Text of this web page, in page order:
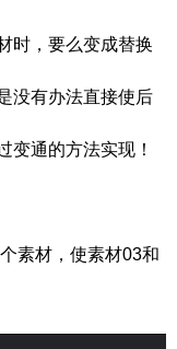
时，要么变成替换
没有办法直接使后
变通的方法实现！
素材，使素材03和